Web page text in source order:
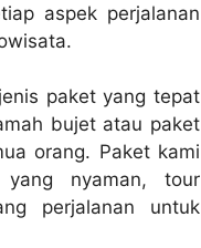
aspek perjalanan
paket yang tepat
bujet atau paket
orang. Paket kami
nyaman, tour
perjalanan untuk